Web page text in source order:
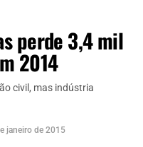
perde 3,4 mil
2014
civil, mas indústria
janeiro de 2015